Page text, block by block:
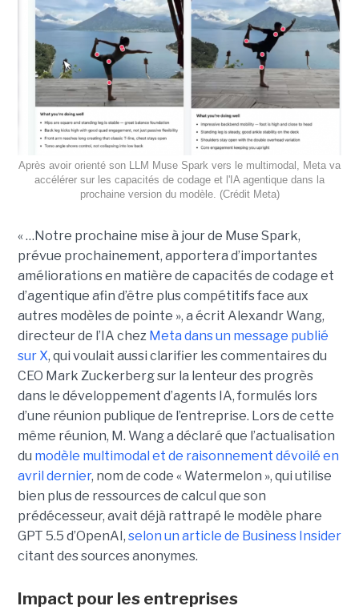
Après avoir orienté son LLM Muse Spark vers le multimodal, Meta va
accélérer sur les capacités de codage et l'IA agentique dans la
prochaine version du modèle. (Crédit Meta)
« …Notre prochaine mise à jour de Muse Spark,
prévue prochainement, apportera d’importantes
améliorations en matière de capacités de codage et
d’agentique afin d’être plus compétitifs face aux
autres modèles de pointe », a écrit Alexandr Wang,
directeur de l’IA chez Meta dans un message publié
sur X, qui voulait aussi clarifier les commentaires du
CEO Mark Zuckerberg sur la lenteur des progrès
dans le développement d’agents IA, formulés lors
d’une réunion publique de l’entreprise. Lors de cette
même réunion, M. Wang a déclaré que l’actualisation
du modèle multimodal et de raisonnement dévoilé en
avril dernier, nom de code « Watermelon », qui utilise
bien plus de ressources de calcul que son
prédécesseur, avait déjà rattrapé le modèle phare
GPT 5.5 d’OpenAI, selon un article de Business Insider
citant des sources anonymes.
Impact pour les entreprises